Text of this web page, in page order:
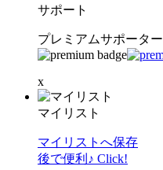
サポート
プレミアムサポーター
x
マイリスト
マイリストへ保存
後で便利♪ Click!